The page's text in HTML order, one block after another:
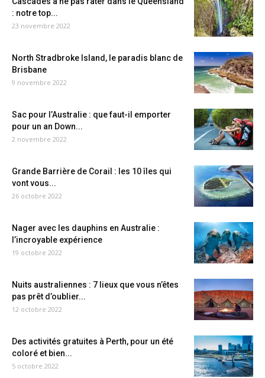
: notre top...
23 novembre 2022
North Stradbroke Island, le paradis blanc de
Brisbane
9 novembre 2022
Sac pour l’Australie : que faut-il emporter
pour un an Down...
2 novembre 2022
Grande Barrière de Corail : les 10 îles qui
vont vous...
26 octobre 2022
Nager avec les dauphins en Australie :
l’incroyable expérience
19 octobre 2022
Nuits australiennes : 7 lieux que vous n’êtes
pas prêt d’oublier...
12 octobre 2022
Des activités gratuites à Perth, pour un été
coloré et bien...
5 octobre 2022